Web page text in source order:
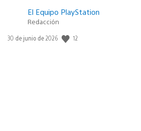
El Equipo PlayStation
Redacción
Fecha
30 de junio de 2026 12